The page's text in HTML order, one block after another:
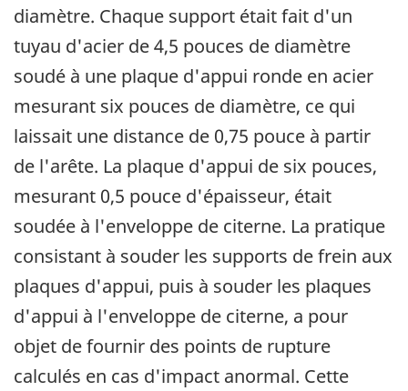
diamètre. Chaque support était fait d'un
tuyau d'acier de 4,5 pouces de diamètre
soudé à une plaque d'appui ronde en acier
mesurant six pouces de diamètre, ce qui
laissait une distance de 0,75 pouce à partir
de l'arête. La plaque d'appui de six pouces,
mesurant 0,5 pouce d'épaisseur, était
soudée à l'enveloppe de citerne. La pratique
consistant à souder les supports de frein aux
plaques d'appui, puis à souder les plaques
d'appui à l'enveloppe de citerne, a pour
objet de fournir des points de rupture
calculés en cas d'impact anormal. Cette